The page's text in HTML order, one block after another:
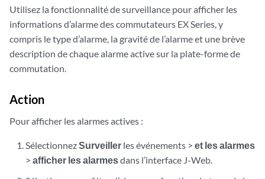
Utilisez la fonctionnalité de surveillance pour afficher les
informations d’alarme des commutateurs EX Series, y
compris le type d’alarme, la gravité de l’alarme et une brève
description de chaque alarme active sur la plate-forme de
commutation.
Action
Pour afficher les alarmes actives :
SélectionnezSurveiller les événements >et les alarmes
>afficher les alarmesdans l’interface J-Web.